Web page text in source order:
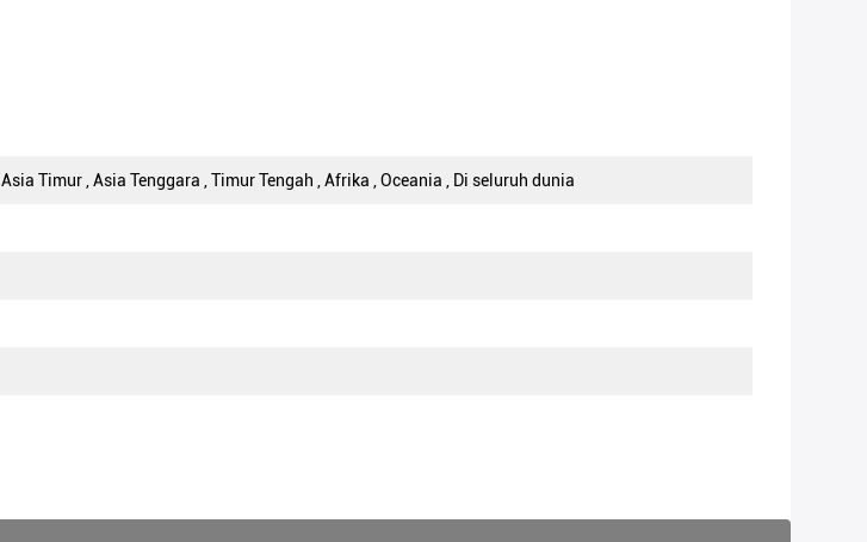
Timur , Asia Tenggara , Timur Tengah , Afrika , Oceania , Di seluruh dunia